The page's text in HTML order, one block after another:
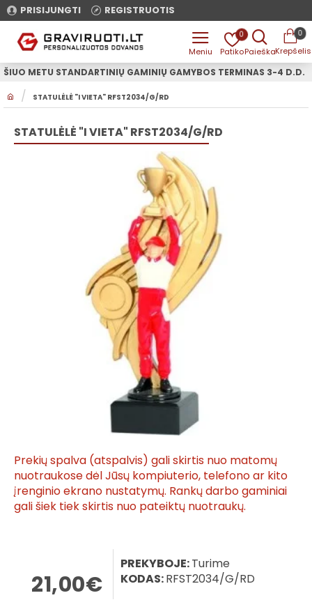
PRISIJUNGTI REGISTRUOTIS
0 0
O
E
STATULĖLĖ "I VIETA" RFST2034/G/RD
ŠIUO METU STANDARTINIŲ GAMINIŲ GAMYBOS TERMINAS 3-4 D.D.
STATULĖLĖ "I VIETA" RFST2034/G/RD
Prekių spalva (atspalvis) gali skirtis nuo matomų
nuotraukose dėl Jūsų kompiuterio, telefono ar kito
įrenginio ekrano nustatymų. Rankų darbo gaminiai
gali šiek tiek skirtis nuo pateiktų nuotraukų.
21,00€
PREKYBOJE:Turime
KODAS:RFST2034/G/RD